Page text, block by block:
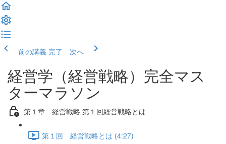
前の講義 完了 次へ
経営学（経営戦略）完全マス
ターマラソン
第１章 経営戦略 第１回経営戦略とは
第１回 経営戦略とは (4:27)